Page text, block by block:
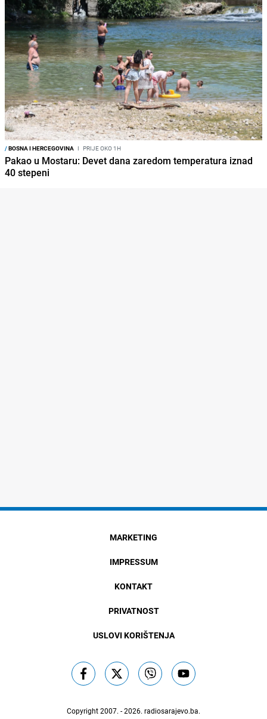
/BOSNA I HERCEGOVINA I PRIJE OKO 1H
Pakao u Mostaru: Devet dana zaredom temperatura iznad
40 stepeni
MARKETING
IMPRESSUM
KONTAKT
PRIVATNOST
USLOVI KORIŠTENJA
Copyright 2007. - 2026. radiosarajevo.ba.